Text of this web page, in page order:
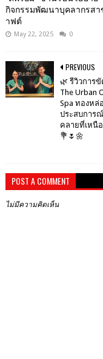
กิจกรรมพัฒนาบุคลากรสา
าฟต์
May 22, 2025 0
PREVIOUS
🌿 รีวิวการ
The Urban
Spa ทองหล่
ประสบการ
คลายที่เหนื
💐🌷🌼
POST A COMMENT
ไม่มีความคิดเห็น